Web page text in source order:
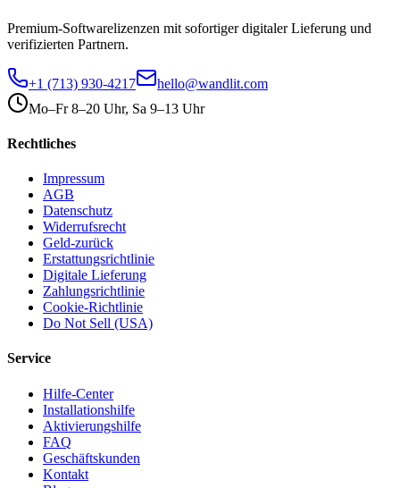
Premium-Softwarelizenzen mit sofortiger digitaler Lieferung und
verifizierten Partnern.
+1 (713) 930-4217
hello@wandlit.com
Mo–Fr 8–20 Uhr, Sa 9–13 Uhr
Rechtliches
Impressum
AGB
Datenschutz
Widerrufsrecht
Geld-zurück
Erstattungsrichtlinie
Digitale Lieferung
Zahlungsrichtlinie
Cookie-Richtlinie
Do Not Sell (USA)
Service
Hilfe-Center
Installationshilfe
Aktivierungshilfe
FAQ
Geschäftskunden
Kontakt